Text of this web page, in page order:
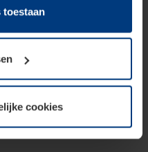
cookies op uw
is. Voor alle andere
benodigd. Uw
bij de uitleg van de
toestaan
cookies